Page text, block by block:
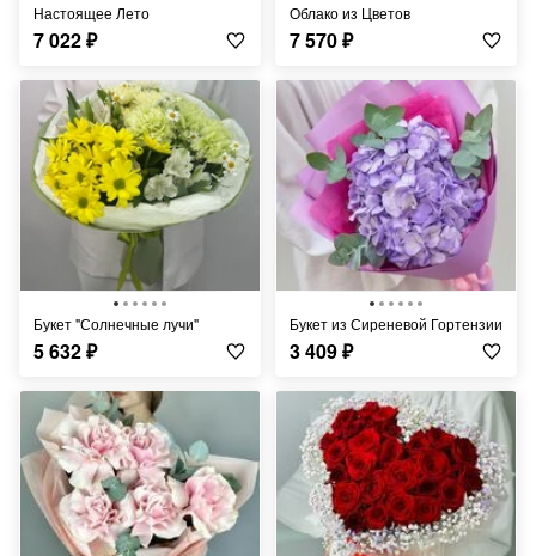
Настоящее Лето
7 022₽
Облако из Цветов
7 570₽
Букет "Солнечные лучи"
5 632₽
Букет из Сиреневой Гортензии
3 409₽